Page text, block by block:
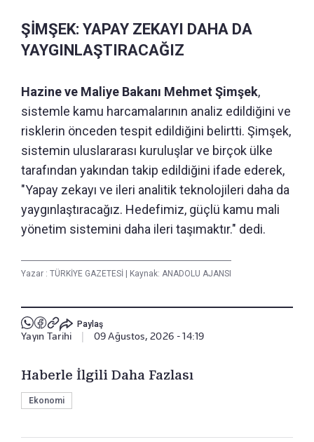
ŞİMŞEK: YAPAY ZEKAYI DAHA DA
YAYGINLAŞTIRACAĞIZ
Hazine ve Maliye Bakanı Mehmet Şimşek,
sistemle kamu harcamalarının analiz edildiğini ve
risklerin önceden tespit edildiğini belirtti. Şimşek,
sistemin uluslararası kuruluşlar ve birçok ülke
tarafından yakından takip edildiğini ifade ederek,
"Yapay zekayı ve ileri analitik teknolojileri daha da
yaygınlaştıracağız. Hedefimiz, güçlü kamu mali
yönetim sistemini daha ileri taşımaktır." dedi.
Yazar : TÜRKİYE GAZETESİ Kaynak: ANADOLU AJANSI
Paylaş
Yayın Tarihi 09 Ağustos, 2026 - 14:19
Haberle İlgili Daha Fazlası
Ekonomi